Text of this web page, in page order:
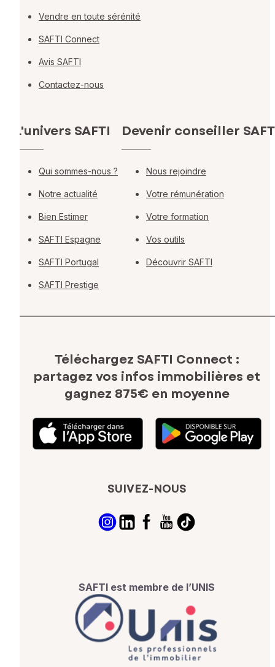
Vendre en toute sérénité
SAFTI Connect
Avis SAFTI
Contactez-nous
L'univers SAFTI
Qui sommes-nous ?
Notre actualité
Bien Estimer
SAFTI Espagne
SAFTI Portugal
SAFTI Prestige
Devenir conseiller
Nous rejoindre
Votre rémunération
Votre formation
Vos outils
Découvrir SAFTI
Téléchargez SAFTI Connect :
partagez vos infos immobilières et
gagnez 875€ en moyenne
SUIVEZ-NOUS
SAFTI est membre de l’UNIS